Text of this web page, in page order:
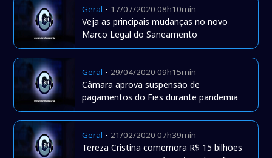
Geral - 17/07/2020 08h10min
Veja as principais mudanças no novo
Marco Legal do Saneamento
Geral - 29/04/2020 09h15min
Câmara aprova suspensão de
pagamentos do Fies durante pandemia
Geral - 21/02/2020 07h39min
Tereza Cristina comemora R$ 15 bilhões